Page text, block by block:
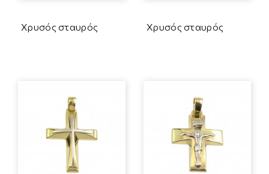
Χρυσός σταυρός Χρυσός σταυρός